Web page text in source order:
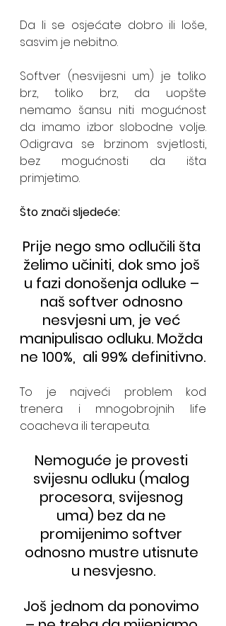
Da li se osjećate dobro ili loše,
sasvim je nebitno.
Softver (nesvijesni um) je toliko
brz, toliko brz, da uopšte
nemamo šansu niti mogućnost
da imamo izbor slobodne volje.
Odigrava se brzinom svjetlosti,
bez mogućnosti da išta
primjetimo.
Što znači sljedeće:
Prije nego smo odlučili šta
želimo učiniti, dok smo još
u fazi donošenja odluke –
naš softver odnosno
nesvjesni um, je već
manipulisao odluku. Možda
ne 100%,  ali 99% definitivno.
To je najveći problem kod
trenera i mnogobrojnih life
coacheva ili terapeuta.
Nemoguće je provesti
svijesnu odluku (malog
procesora, svijesnog
uma) bez da ne
promijenimo softver
odnosno mustre utisnute
u nesvjesno.
Još jednom da ponovimo